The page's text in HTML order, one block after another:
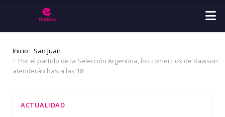
Inicio
San Juan
Por el partido de la Selección Argentina, los comercios de Rawson
atenderán hasta las 18
ACTUALIDAD